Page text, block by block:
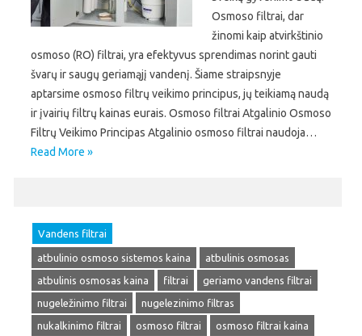
Osmoso filtrai, dar
žinomi kaip atvirkštinio
osmoso (RO) filtrai, yra efektyvus sprendimas norint gauti
švarų ir saugų geriamąjį vandenį. Šiame straipsnyje
aptarsime osmoso filtrų veikimo principus, jų teikiamą naudą
ir įvairių filtrų kainas eurais. Osmoso filtrai Atgalinio Osmoso
Filtrų Veikimo Principas Atgalinio osmoso filtrai naudoja…
Read More »
Vandens filtrai
atbulinio osmoso sistemos kaina
atbulinis osmosas
atbulinis osmosas kaina
filtrai
geriamo vandens filtrai
nugeležinimo filtrai
nugelezinimo filtras
nukalkinimo filtrai
osmoso filtrai
osmoso filtrai kaina